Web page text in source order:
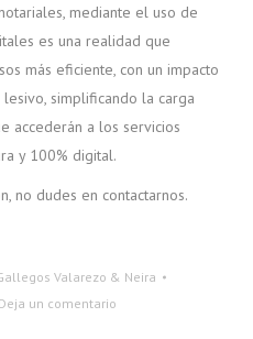
mediante el uso de
es una realidad que
más eficiente, con un impacto
simplificando la carga
accederán a los servicios
y 100% digital.
no dudes en contactarnos.
Valarezo & Neira
Deja un comentario